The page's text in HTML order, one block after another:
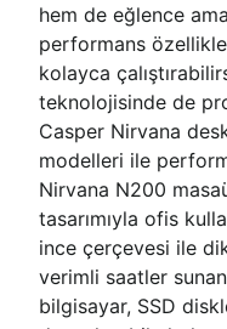
hem de eğlence
performans
kolayca
teknolojisinde de
Casper Nirvana
modelleri ile
Nirvana N200
tasarımıyla ofis
ince çerçevesi ile
verimli saatler
bilgisayar, SSD